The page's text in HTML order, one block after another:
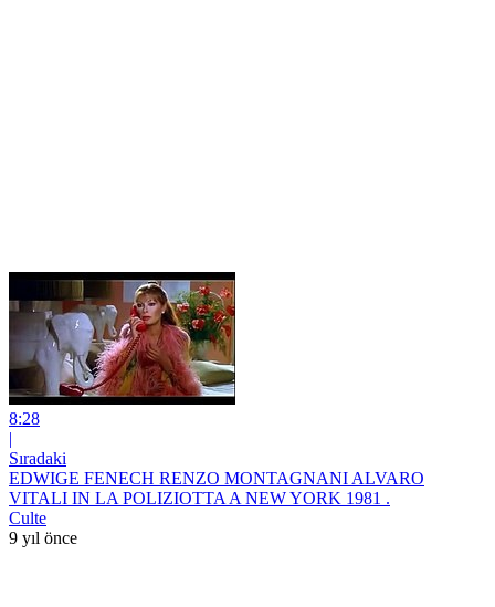
8:28
|
Sıradaki
EDWIGE FENECH RENZO MONTAGNANI ALVARO
VITALI IN LA POLIZIOTTA A NEW YORK 1981 .
Culte
9 yıl önce